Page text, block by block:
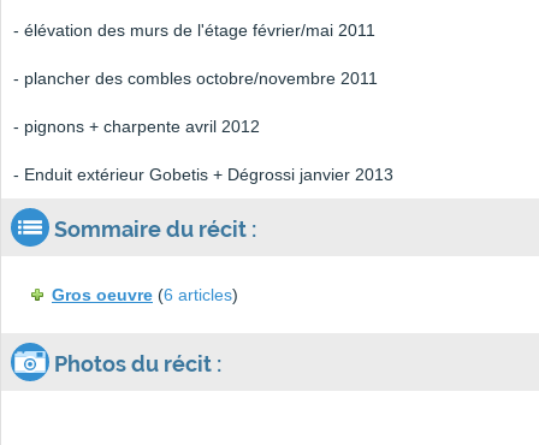
- élévation des murs de l'étage février/mai 2011
- plancher des combles octobre/novembre 2011
- pignons + charpente avril 2012
- Enduit extérieur Gobetis + Dégrossi janvier 2013
Sommaire du récit :
Gros oeuvre (6 articles)
Photos du récit :